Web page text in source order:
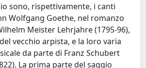
sono, rispettivamente, i canti
Wolfgang Goethe, nel romanzo
Meister Lehrjahre (1795-96),
vecchio arpista, e la loro varia
da parte di Franz Schubert
La prima parte del saggio